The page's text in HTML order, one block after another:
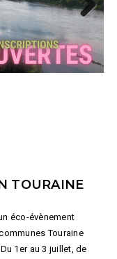
TOURAINE
éco-évènement
Touraine
1er au 3 juillet, de